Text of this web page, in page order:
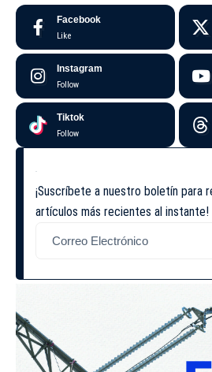
Facebook
Like
Instagram
Follow
Tiktok
Follow
¡Suscríbete a nuestro boletín para
artículos más recientes al instante!